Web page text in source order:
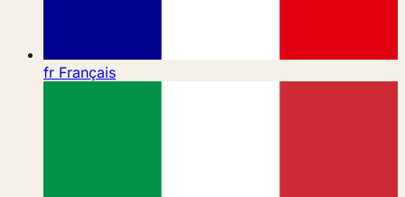
fr Français